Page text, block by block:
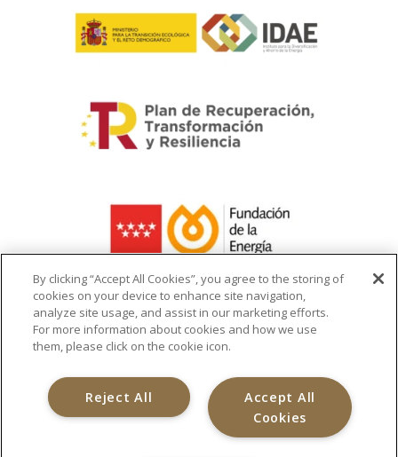
La ayuda recibida se destina a la
infraestructura del cargador de vehículo
By clicking “Accept All Cookies”, you agree to the storing of
cookies on your device to enhance site navigation,
analyze site usage, and assist in our marketing efforts.
For more information about cookies and how we use
them, please click on the cookie icon.
Accept All
Cookies
Reject All